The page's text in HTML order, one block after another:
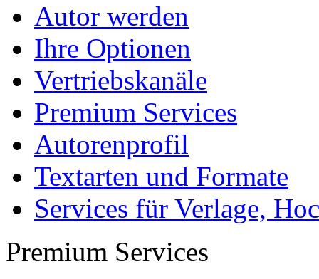
Autor werden
Ihre Optionen
Vertriebskanäle
Premium Services
Autorenprofil
Textarten und Formate
Services für Verlage,
Premium Services